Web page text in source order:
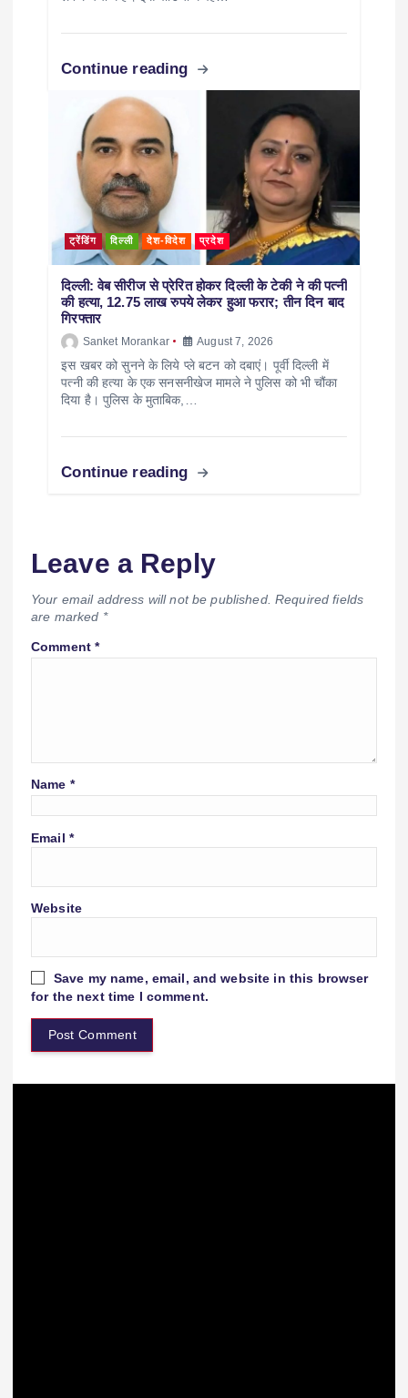
Continue reading
ट्रेंडिंग दिल्ली देश-विदेश प्रदेश
दिल्ली: वेब सीरीज से प्रेरित होकर दिल्ली के टेकी ने की पत्नी
की हत्या, 12.75 लाख रुपये लेकर हुआ फरार; तीन दिन बाद
गिरफ्तार
Sanket Morankar August 7, 2026
इस खबर को सुनने के लिये प्ले बटन को दबाएं। पूर्वी दिल्ली में
पत्नी की हत्या के एक सनसनीखेज मामले ने पुलिस को भी चौंका
दिया है। पुलिस के मुताबिक,…
Continue reading
Leave a Reply
Your email address will not be published. Required fields
are marked *
Comment*
Name *
Email *
Website
Save my name, email, and website in this browser
for the next time I comment.